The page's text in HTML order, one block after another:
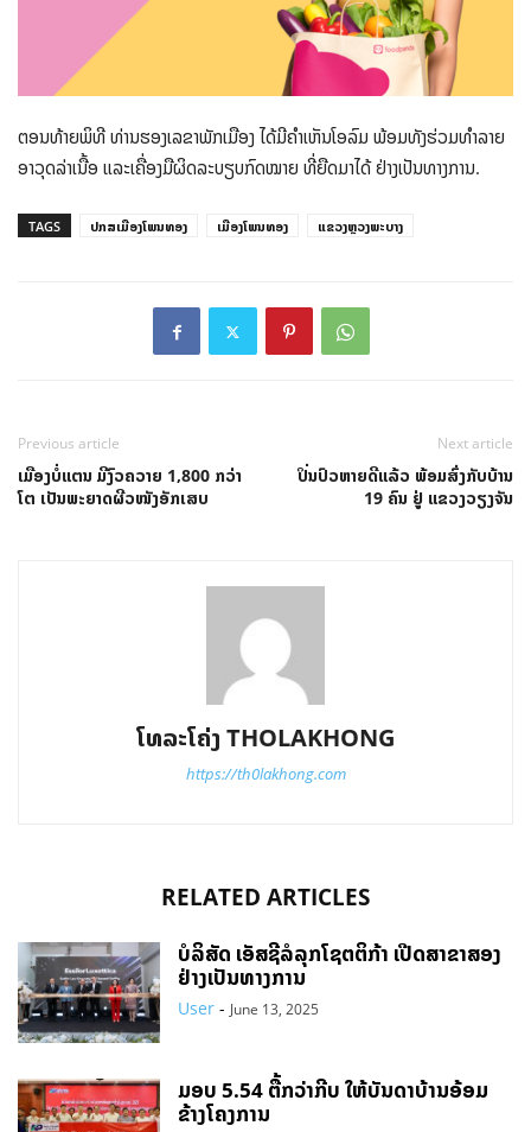
ຕອນທ້າຍພິທີ ທ່ານຮອງເລຂາພັກເມືອງ ໄດ້ມີຄຳເຫັນໂອລົມ ພ້ອມທັງຮ່ວມທຳລາຍ
ອາວຸດລ່າເນື້ອ ແລະເຄື່ອງມືຜິດລະບຽບກົດໝາຍ ທີ່ຍືດມາໄດ້ ຢ່າງເປັນທາງການ.
TAGS ປກສເມືອງໂພນທອງ ເມືອງໂພນທອງ ແຂວງຫຼວງພະບາງ
Previous article
ເມືອງບໍ່ແຕນ ມີງົວຄວາຍ 1,800 ກວ່າ
ໂຕ ເປັນພະຍາດຜີວໜັງອັກເສບ
Next article
ປິ່ນປົວຫາຍດີແລ້ວ ພ້ອມສົ່ງກັບບ້ານ
19 ຄົນ ຢູ່ ແຂວງວຽງຈັນ
ໂທລະໂຄ່ງ THOLAKHONG
https://th0lakhong.com
RELATED ARTICLES
ບໍລິສັດ ເອັສຊີລໍລຸກໂຊຕຕິກ້າ ເປີດສາຂາສອງ
ຢ່າງເປັນທາງການ
User - June 13, 2025
ມອບ 5.54 ຕື້ກວ່າກີບ ໃຫ້ບັນດາບ້ານອ້ອມ
ຂ້າງໂຄງການ